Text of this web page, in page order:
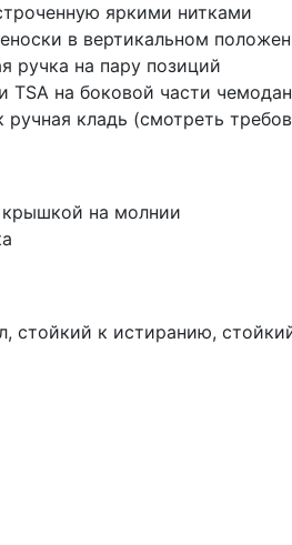
яркими нитками
в вертикальном
ручка на пару позиций
TSA на боковой части
кладь (смотреть
на молнии
стойкий к истиранию,